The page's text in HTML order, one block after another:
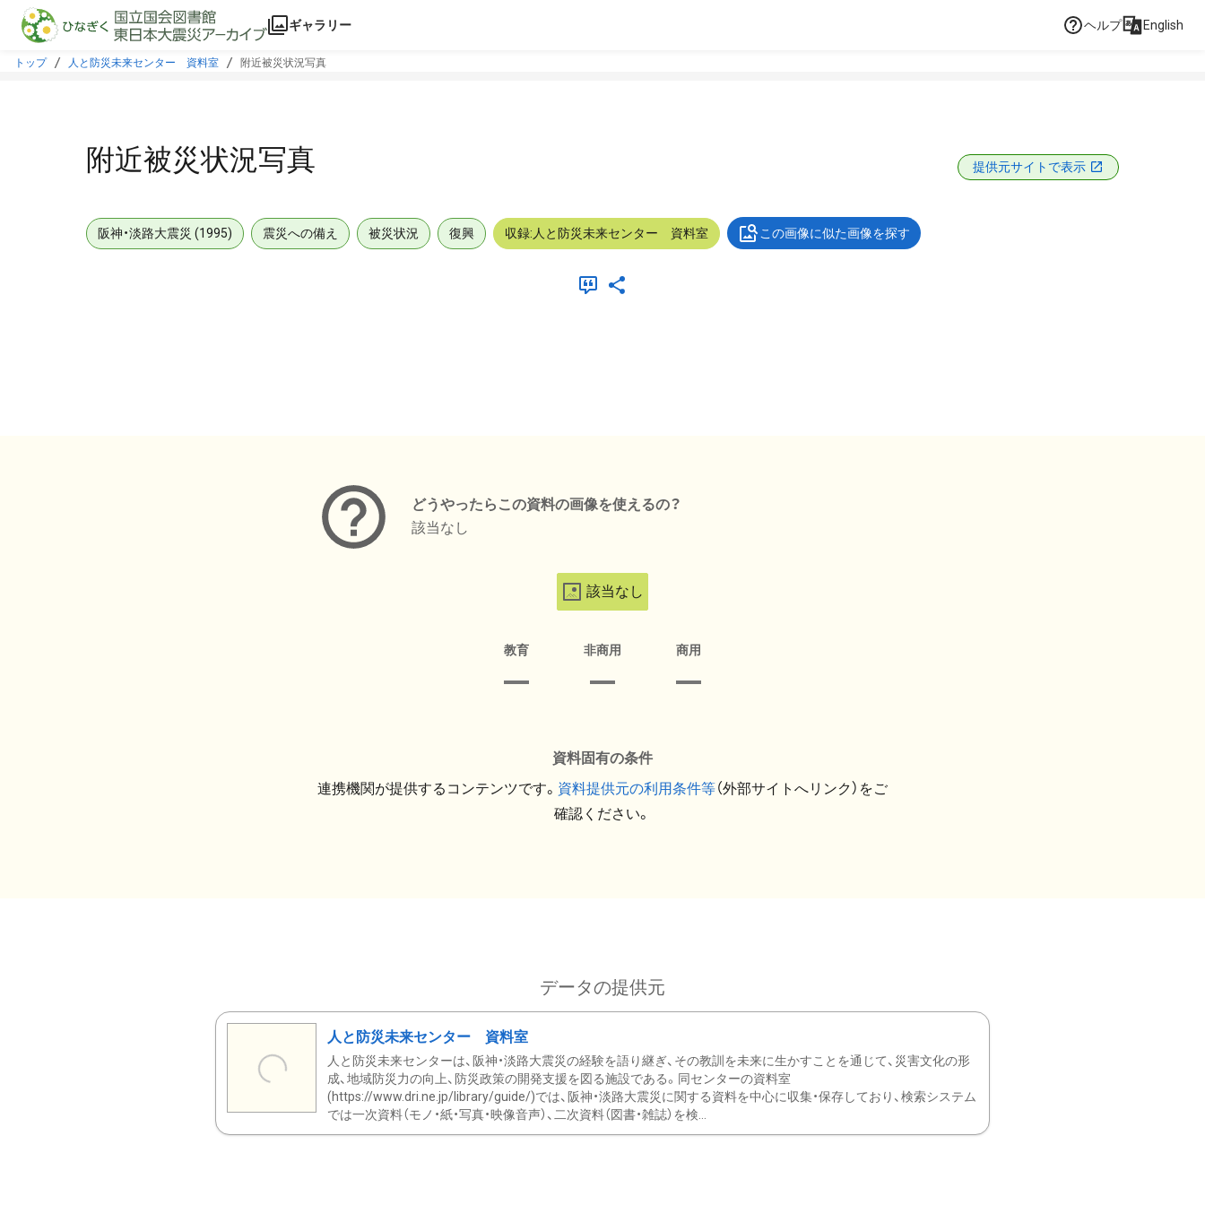
本文に飛ぶ
ギャラリー ヘルプ English
トップ 人と防災未来センター 資料室 附近被災状況写真
附近被災状況写真 提供元サイトで表示
阪神・淡路大震災 (1995) 震災への備え 被災状況 復興 収録:人と防災未来センター 資料室 この画像に似た画像を探す
どうやったらこの資料の画像を使えるの？
該当なし
該当なし
教育 非商用 商用
資料固有の条件
連携機関が提供するコンテンツです。 資料提供元の利用条件等（外部サイトへリンク）をご
確認ください。
データの提供元
人と防災未来センター 資料室
人と防災未来センターは、阪神・淡路大震災の経験を語り継ぎ、その教訓を未来に生かすことを通じて、災害文化の形
成、地域防災力の向上、防災政策の開発支援を図る施設である。同センターの資料室
(https://www.dri.ne.jp/library/guide/)では、阪神・淡路大震災に関する資料を中心に収集・保存しており、検索システム
では一次資料（モノ・紙・写真・映像音声）、二次資料（図書・雑誌）を検...